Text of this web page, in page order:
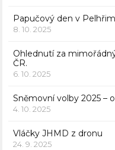
Papučový den v
8. 10. 2025
Ohlednutí za
ČR.
6. 10. 2025
Sněmovní volby 2025 –
4. 10. 2025
Vláčky JHMD z dronu
24. 9. 2025